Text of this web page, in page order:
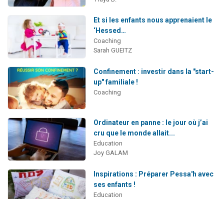
Et si les enfants nous apprenaient le
‘Hessed…
Coaching
Sarah GUEITZ
Confinement : investir dans la "start-
up" familiale !
Coaching
Ordinateur en panne : le jour où j’ai
cru que le monde allait...
Education
Joy GALAM
Inspirations : Préparer Pessa'h avec
ses enfants !
Education